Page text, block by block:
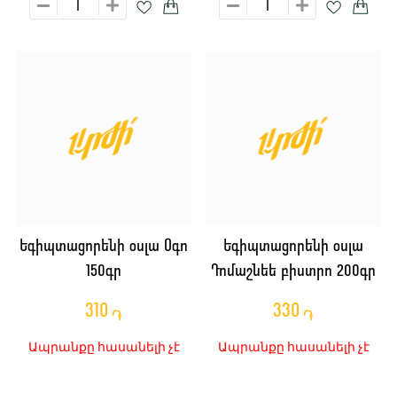
Եգիպտացորենի օսլա Օգո
150գր
310 ֏
Ապրանքը հասանելի չէ
Եգիպտացորենի օսլա
Դոմաշնեե բիստրո 200գր
330 ֏
Ապրանքը հասանելի չէ